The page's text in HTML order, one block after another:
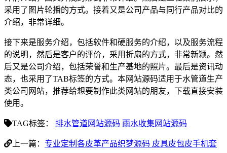
采用了图片轮播的方式。接着又是公司产品与同行产品对比的
介绍，非常详细。
接下来是服务介绍，包括软件和硬服务的介绍，以及服务流程
的说明，然后是客户的评价，采用折扇的方式，非常新颖。然
后又是公司介绍，包括荣誉和生产基地的照片。最后是资讯动
态，也采用了TAB标签的方式。本网站源码适用于水管道生产
类公司网站，推荐给想要制作此类网站的朋友，下载直接安装
使用。
TAG标签： 排水管道网站源码 雨水收集网站源码
上一篇： 专业定制各皮革产品织梦源码 皮具皮包皮手机套